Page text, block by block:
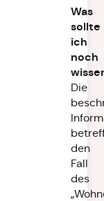
Was
sollte
ich
noch
Die
den
Fall
des